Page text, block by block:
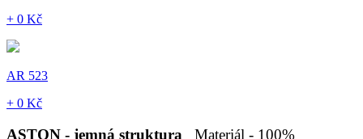
+ 0 Kč
AR 523
+ 0 Kč
ASTON - jemná struktura
Materiál - 100%